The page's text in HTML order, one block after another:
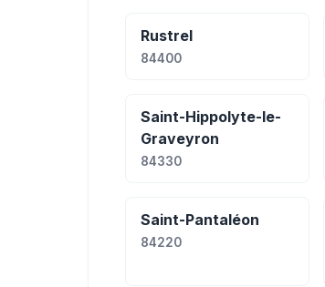
Rustrel
84400
Saint-Hippolyte-le-
Graveyron
84330
Saint-Pantaléon
84220